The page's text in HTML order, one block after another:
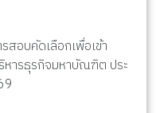
สอบคัดเลือกเพื่อเข้า
ารธุรกิจมหาบัณฑิต ประ